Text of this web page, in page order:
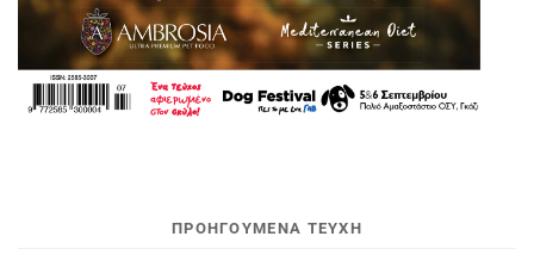
ΠΡΟΗΓΟΥΜΕΝΑ ΤΕΥΧΗ